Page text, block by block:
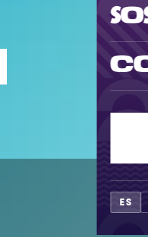
ES
→